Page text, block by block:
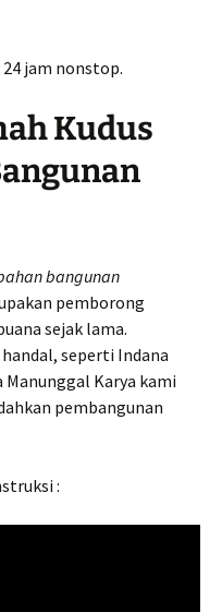
jam nonstop.
Kudus
bangunan
pemborong
sejak lama.
seperti Indana
Manunggal Karya kami
pembangunan
: